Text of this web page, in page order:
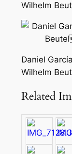
Wilhelm
Daniel
Wilhelm
Related